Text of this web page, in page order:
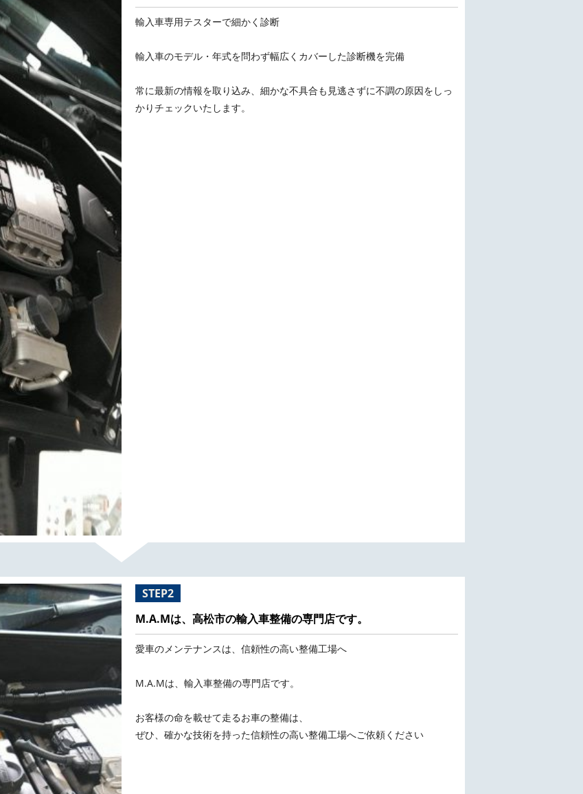
輸入車専用テスターで細かく診断
輸入車のモデル・年式を問わず幅広くカバーした診断機を完備
常に最新の情報を取り込み、細かな不具合も見逃さずに不調の原因をしっ
かりチェックいたします。
STEP2
M.A.Mは、高松市の輸入車整備の専門店です。
愛車のメンテナンスは、信頼性の高い整備工場へ
M.A.Mは、輸入車整備の専門店です。
お客様の命を載せて走るお車の整備は、
ぜひ、確かな技術を持った信頼性の高い整備工場へご依頼ください